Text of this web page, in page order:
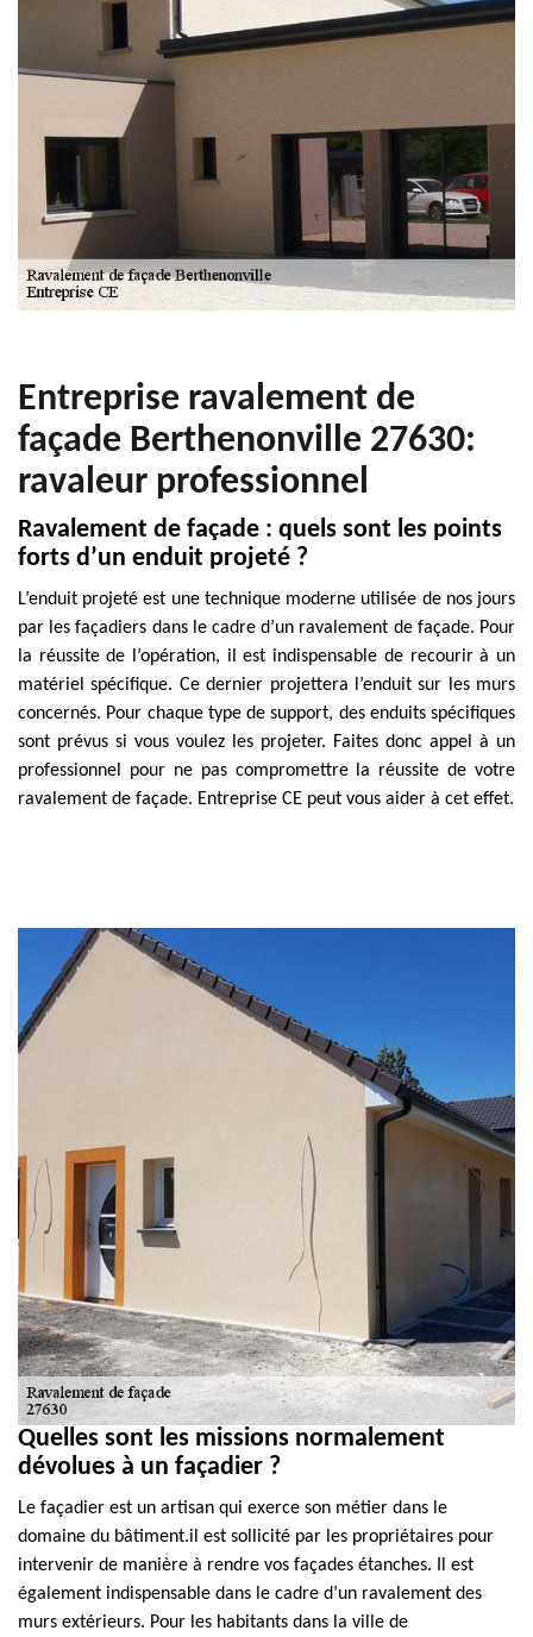
Entreprise ravalement de
façade Berthenonville 27630:
ravaleur professionnel
Ravalement de façade : quels sont les points
forts d’un enduit projeté ?
L’enduit projeté est une technique moderne utilisée de nos jours
par les façadiers dans le cadre d’un ravalement de façade. Pour
la réussite de l’opération, il est indispensable de recourir à un
matériel spécifique. Ce dernier projettera l’enduit sur les murs
concernés. Pour chaque type de support, des enduits spécifiques
sont prévus si vous voulez les projeter. Faites donc appel à un
professionnel pour ne pas compromettre la réussite de votre
ravalement de façade. Entreprise CE peut vous aider à cet effet.
Quelles sont les missions normalement
dévolues à un façadier ?
Le façadier est un artisan qui exerce son métier dans le
domaine du bâtiment.il est sollicité par les propriétaires pour
intervenir de manière à rendre vos façades étanches. Il est
également indispensable dans le cadre d’un ravalement des
murs extérieurs. Pour les habitants dans la ville de